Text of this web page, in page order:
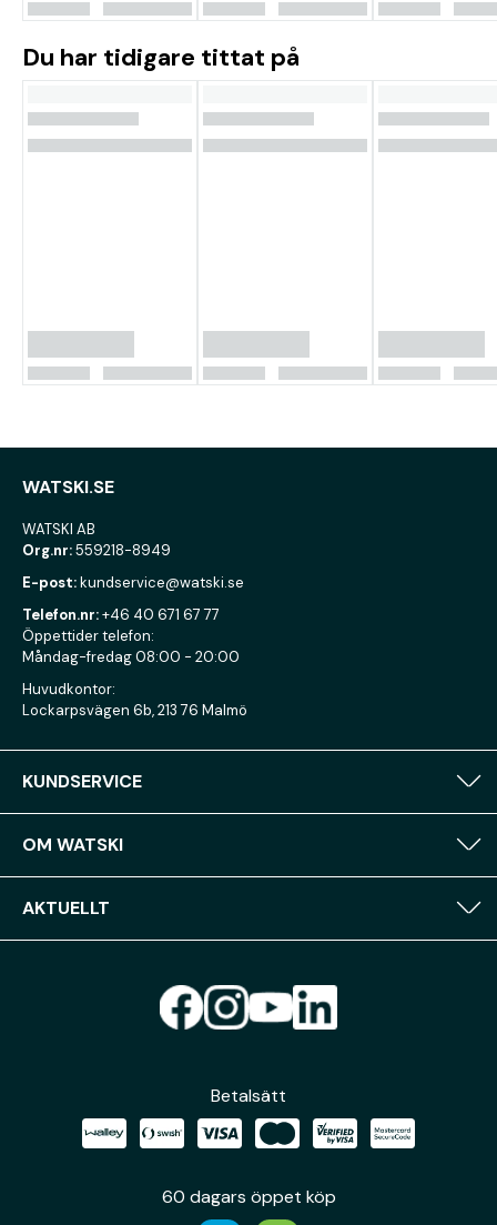
Du har tidigare tittat på
WATSKI.SE
WATSKI AB
Org.nr:559218-8949
E-post:kundservice@watski.se
Telefon.nr:+46 40 671 67 77
Öppettider telefon:
Måndag-fredag 08:00 - 20:00
Huvudkontor:
Lockarpsvägen 6b, 213 76 Malmö
KUNDSERVICE
OM WATSKI
AKTUELLT
Betalsätt
60 dagars öppet köp